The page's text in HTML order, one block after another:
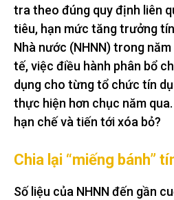
tra theo đúng quy định liên
tiêu, hạn mức tăng trưởng
Nhà nước (NHNN) trong
tế, việc điều hành phân bổ
dụng cho từng tổ chức tín
thực hiện hơn chục năm
hạn chế và tiến tới xóa bỏ?
Chia lại “miếng bánh”
Số liệu của NHNN đến gần